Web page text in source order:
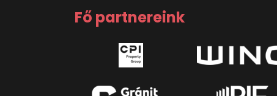
Fő partnereink